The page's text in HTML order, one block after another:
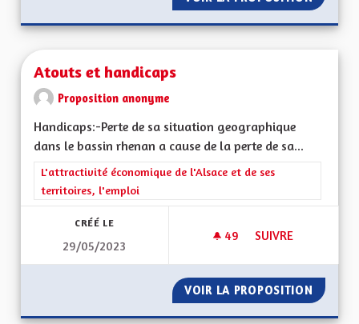
Atouts et handicaps
Proposition anonyme
Handicaps:-Perte de sa situation geographique
dans le bassin rhenan a cause de la perte de sa...
Filtrer les résultats de la catégorie : L'attractivité
L'attractivité économique de l'Alsace et de ses
territoires, l'emploi
CRÉÉ LE
29/05/2023
49 49 ABONNÉS
SUIVRE
VOIR LA PROPOSITION